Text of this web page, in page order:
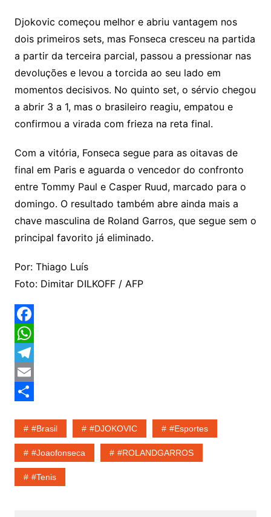
Djokovic começou melhor e abriu vantagem nos
dois primeiros sets, mas Fonseca cresceu na partida
a partir da terceira parcial, passou a pressionar nas
devoluções e levou a torcida ao seu lado em
momentos decisivos. No quinto set, o sérvio chegou
a abrir 3 a 1, mas o brasileiro reagiu, empatou e
confirmou a virada com frieza na reta final.
Com a vitória, Fonseca segue para as oitavas de
final em Paris e aguarda o vencedor do confronto
entre Tommy Paul e Casper Ruud, marcado para o
domingo. O resultado também abre ainda mais a
chave masculina de Roland Garros, que segue sem o
principal favorito já eliminado.
Por: Thiago Luís
Foto: Dimitar DILKOFF / AFP
F
a
c
e
k
W
h
a
p
p
T
e
r
a
E
lr
e
#Brasil #DJOKOVIC #esportes
#joaofonseca #ROLANDGARROS
#tenis